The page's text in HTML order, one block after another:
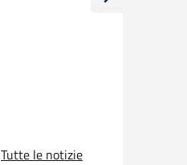
Tutte le notizie